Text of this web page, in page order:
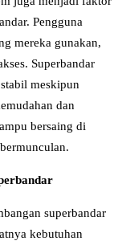
Pengguna
mereka gunakan,
Superbandar
meskipun
dan
bersaing di
superbandar
kebutuhan